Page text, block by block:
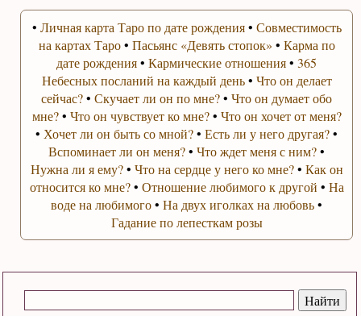
• Личная карта Таро по дате рождения• Совместимость
на картах Таро• Пасьянс «Девять стопок» • Карма по
дате рождения•Кармические отношения•365
Небесных посланий на каждый день• Что он делает
сейчас?•Скучает ли он по мне?•Что он думает обо
мне?• Что он чувствует ко мне?• Что он хочет от меня?
• Хочет ли он быть со мной?•Есть ли у него другая?•
Вспоминает ли он меня?•Что ждет меня с ним?•
Нужна ли я ему?• Что на сердце у него ко мне?• Как он
относится ко мне?• Отношение любимого к другой • На
воде на любимого•На двух иголках на любовь•
Гадание по лепесткам розы